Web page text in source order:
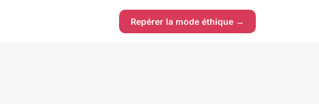
Repérer la mode éthique →